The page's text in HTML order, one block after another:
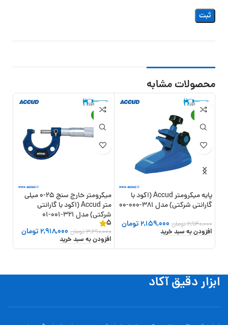
محصولات مشابه
-27%
پایه میکرومتر Accud (اکود با
گارانتی شرکتی) مدل 381-000-00
2,940,000تومان 2,159,000تومان
افزودن به سبد خرید
-21%
میکرومتر خارج سنج 25-0 میلی
متر Accud (اکود با گارانتی
شرکتی) مدل 321-001-01
5
3,690,000تومان 2,918,000تومان
افزودن به سبد خرید
ابزار دقیق آکاد